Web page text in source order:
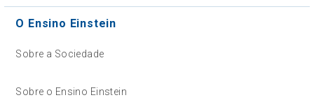
O Ensino Einstein
Sobre a Sociedade
Sobre o Ensino Einstein